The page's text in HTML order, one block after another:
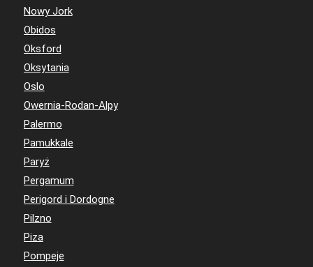
Nowy Jork
Obidos
Oksford
Oksytania
Oslo
Owernia-Rodan-Alpy
Palermo
Pamukkale
Paryż
Pergamum
Perigord i Dordogne
Pilzno
Piza
Pompeje